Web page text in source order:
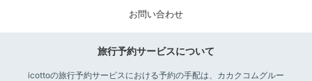
お問い合わせ
旅行予約サービスについて
icottoの旅行予約サービスにおける予約の手配は、カカクコムグルー